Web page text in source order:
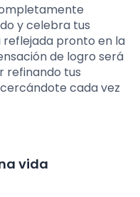
y celebra tus
reflejada pronto en la
de logro será
refinando tus
cada vez
vida